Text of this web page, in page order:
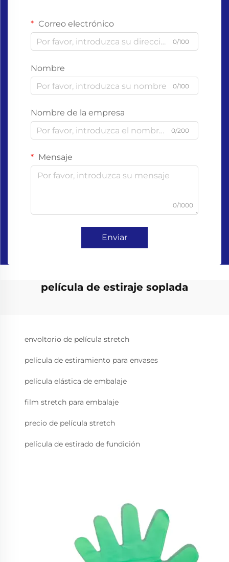
Correo electrónico
0/100
Nombre
0/100
Nombre de la empresa
0/200
Mensaje
0/1000
Enviar
película de estiraje soplada
envoltorio de película stretch
película de estiramiento para envases
película elástica de embalaje
film stretch para embalaje
precio de película stretch
película de estirado de fundición